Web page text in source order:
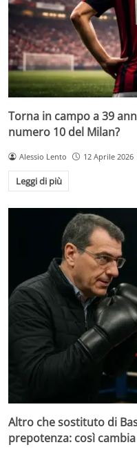
Torna in campo a 39
numero 10 del Milan?
Alessio Lento 12 Aprile 2026
Leggi di più
Altro che sostituto di
prepotenza: così